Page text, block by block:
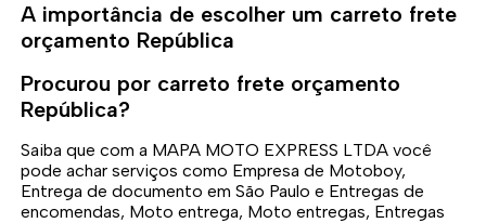
A importância de escolher um carreto frete
orçamento República
Procurou por carreto frete orçamento
República?
Saiba que com a MAPA MOTO EXPRESS LTDA você
pode achar serviços como Empresa de Motoboy,
Entrega de documento em São Paulo e Entregas de
encomendas, Moto entrega, Moto entregas, Entregas